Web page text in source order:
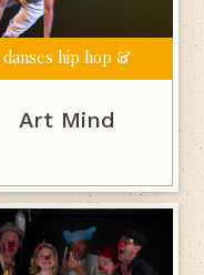
danses hip hop &
Art Mind